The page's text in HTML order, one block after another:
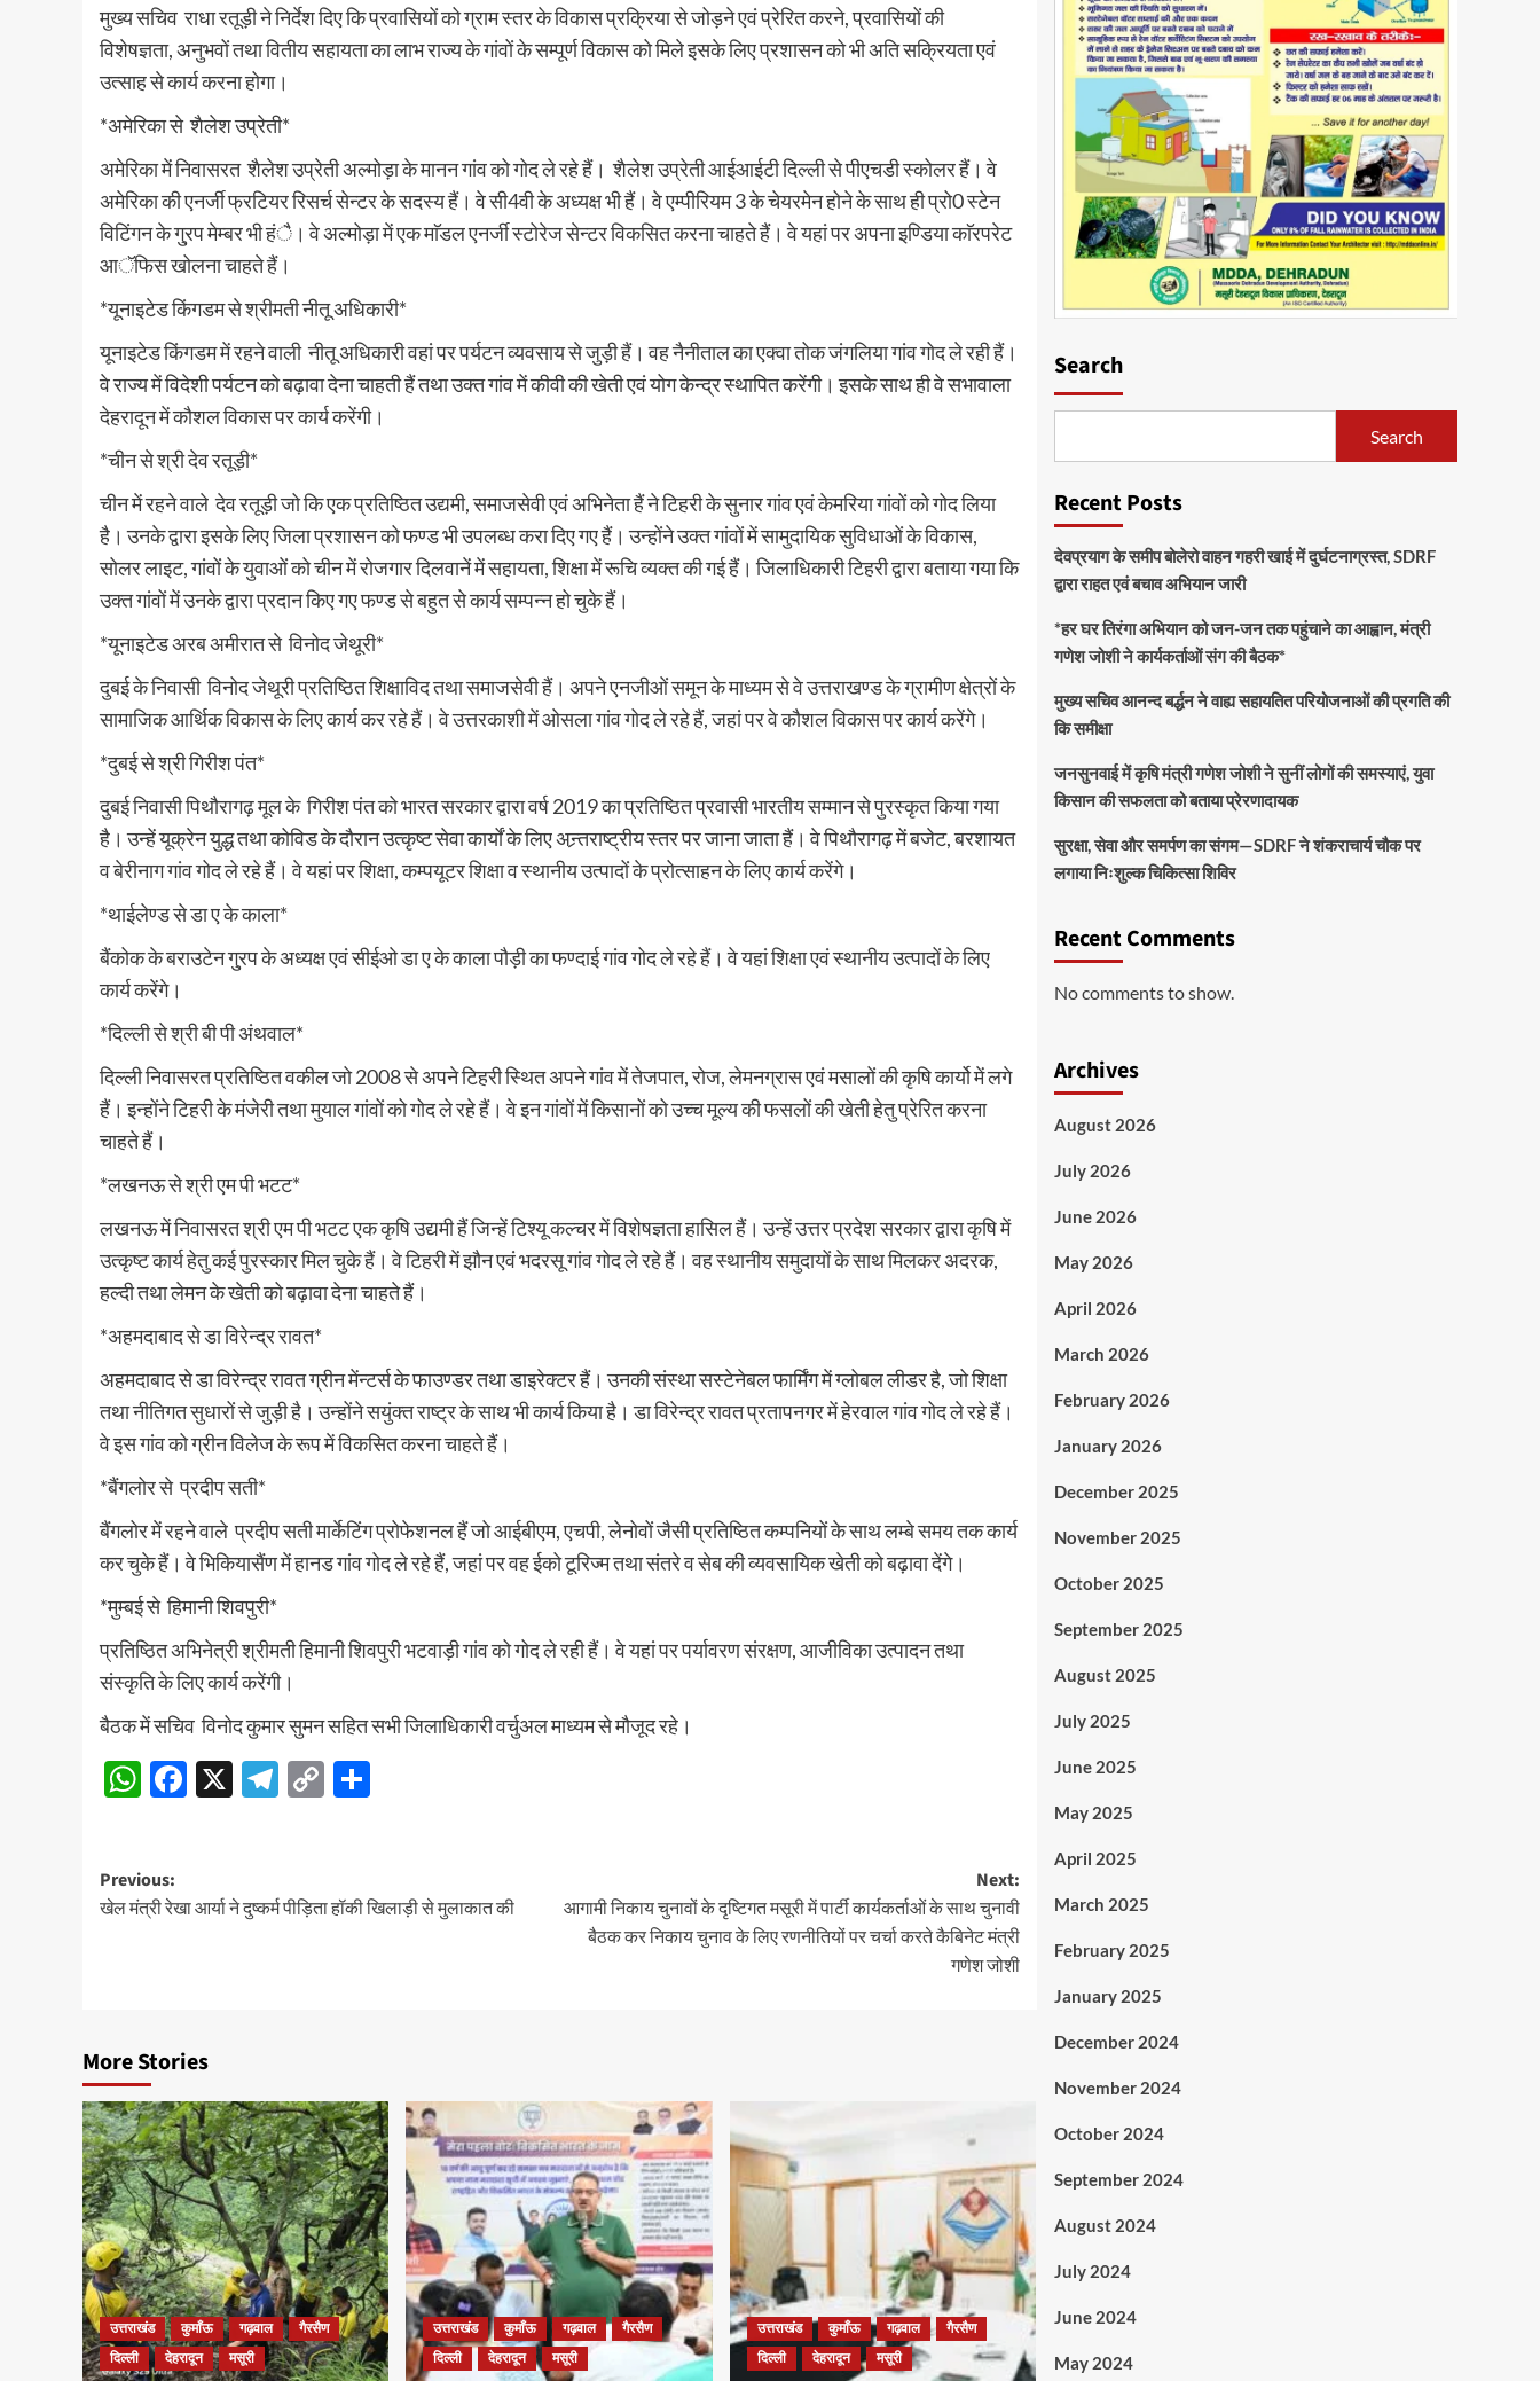
मुख्य सचिव राधा रतूड़ी ने निर्देश दिए कि प्रवासियों को ग्राम स्तर के विकास प्रक्रिया से जोड़ने एवं प्रेरित करने, प्रवासियों की
विशेषज्ञता, अनुभवों तथा वितीय सहायता का लाभ राज्य के गांवों के सम्पूर्ण विकास को मिले इसके लिए प्रशासन को भी अति सक्रियता एवं
उत्साह से कार्य करना होगा।
*अमेरिका से शैलेश उप्रेती*
अमेरिका में निवासरत शैलेश उप्रेती अल्मोड़ा के मानन गांव को गोद ले रहे हैं। शैलेश उप्रेती आईआईटी दिल्ली से पीएचडी स्कोलर हैं। वे
अमेरिका की एनर्जी फ्रटियर रिसर्च सेन्टर के सदस्य हैं। वे सी4वी के अध्यक्ष भी हैं। वे एम्पीरियम 3 के चेयरमेन होने के साथ ही प्रो0 स्टेन
विटिंगन के गु्रप मेम्बर भी हंै। वे अल्मोड़ा में एक माॅडल एनर्जी स्टोरेज सेन्टर विकसित करना चाहते हैं। वे यहां पर अपना इण्डिया काॅरपरेट
आॅफिस खोलना चाहते हैं।
*यूनाइटेड किंगडम से श्रीमती नीतू अधिकारी*
यूनाइटेड किंगडम में रहने वाली नीतू अधिकारी वहां पर पर्यटन व्यवसाय से जुड़ी हैं। वह नैनीताल का एक्वा तोक जंगलिया गांव गोद ले रही हैं।
वे राज्य में विदेशी पर्यटन को बढ़ावा देना चाहती हैं तथा उक्त गांव में कीवी की खेती एवं योग केन्द्र स्थापित करेंगी। इसके साथ ही वे सभावाला
देहरादून में कौशल विकास पर कार्य करेंगी।
*चीन से श्री देव रतूड़ी*
चीन में रहने वाले देव रतूड़ी जो कि एक प्रतिष्ठित उद्यमी, समाजसेवी एवं अभिनेता हैं ने टिहरी के सुनार गांव एवं केमरिया गांवों को गोद लिया
है। उनके द्वारा इसके लिए जिला प्रशासन को फण्ड भी उपलब्ध करा दिए गए हैं। उन्होंने उक्त गांवों में सामुदायिक सुविधाओं के विकास,
सोलर लाइट, गांवों के युवाओं को चीन में रोजगार दिलवानें में सहायता, शिक्षा में रूचि व्यक्त की गई हैं। जिलाधिकारी टिहरी द्वारा बताया गया कि
उक्त गांवों में उनके द्वारा प्रदान किए गए फण्ड से बहुत से कार्य सम्पन्न हो चुके हैं।
*यूनाइटेड अरब अमीरात से विनोद जेथूरी*
दुबई के निवासी विनोद जेथूरी प्रतिष्ठित शिक्षाविद तथा समाजसेवी हैं। अपने एनजीओं समून के माध्यम से वे उत्तराखण्ड के ग्रामीण क्षेत्रों के
सामाजिक आर्थिक विकास के लिए कार्य कर रहे हैं। वे उत्तरकाशी में ओसला गांव गोद ले रहे हैं, जहां पर वे कौशल विकास पर कार्य करेंगे।
*दुबई से श्री गिरीश पंत*
दुबई निवासी पिथौरागढ़ मूल के गिरीश पंत को भारत सरकार द्वारा वर्ष 2019 का प्रतिष्ठित प्रवासी भारतीय सम्मान से पुरस्कृत किया गया
है। उन्हें यूक्रेन युद्ध तथा कोविड के दौरान उत्कृष्ट सेवा कार्यों के लिए अन्र्तराष्ट्रीय स्तर पर जाना जाता हैं। वे पिथौरागढ़ में बजेट, बरशायत
व बेरीनाग गांव गोद ले रहे हैं। वे यहां पर शिक्षा, कम्पयूटर शिक्षा व स्थानीय उत्पादों के प्रोत्साहन के लिए कार्य करेंगे।
*थाईलेण्ड से डा ए के काला*
बैंकोक के बराउटेन गु्रप के अध्यक्ष एवं सीईओ डा ए के काला पौड़ी का फण्दाई गांव गोद ले रहे हैं। वे यहां शिक्षा एवं स्थानीय उत्पादों के लिए
कार्य करेंगे।
*दिल्ली से श्री बी पी अंथवाल*
दिल्ली निवासरत प्रतिष्ठित वकील जो 2008 से अपने टिहरी स्थित अपने गांव में तेजपात, रोज, लेमनग्रास एवं मसालों की कृषि कार्यो में लगे
हैं। इन्होंने टिहरी के मंजेरी तथा मुयाल गांवों को गोद ले रहे हैं। वे इन गांवों में किसानों को उच्च मूल्य की फसलों की खेती हेतु प्रेरित करना
चाहते हैं।
*लखनऊ से श्री एम पी भटट*
लखनऊ में निवासरत श्री एम पी भटट एक कृषि उद्यमी हैं जिन्हें टिश्यू कल्चर में विशेषज्ञता हासिल हैं। उन्हें उत्तर प्रदेश सरकार द्वारा कृषि में
उत्कृष्ट कार्य हेतु कई पुरस्कार मिल चुके हैं। वे टिहरी में झौन एवं भदरसू गांव गोद ले रहे हैं। वह स्थानीय समुदायों के साथ मिलकर अदरक,
हल्दी तथा लेमन के खेती को बढ़ावा देना चाहते हैं।
*अहमदाबाद से डा विरेन्द्र रावत*
अहमदाबाद से डा विरेन्द्र रावत ग्रीन मेंन्टर्स के फाउण्डर तथा डाइरेक्टर हैं। उनकी संस्था सस्टेनेबल फार्मिंग में ग्लोबल लीडर है, जो शिक्षा
तथा नीतिगत सुधारों से जुड़ी है। उन्होंने सयुंक्त राष्ट्र के साथ भी कार्य किया है। डा विरेन्द्र रावत प्रतापनगर में हेरवाल गांव गोद ले रहे हैं।
वे इस गांव को ग्रीन विलेज के रूप में विकसित करना चाहते हैं।
*बैंगलोर से प्रदीप सती*
बैंगलोर में रहने वाले प्रदीप सती मार्केटिंग प्रोफेशनल हैं जो आईबीएम, एचपी, लेनोवों जैसी प्रतिष्ठित कम्पनियों के साथ लम्बे समय तक कार्य
कर चुके हैं। वे भिकियासैंण में हानड गांव गोद ले रहे हैं, जहां पर वह ईको टूरिज्म तथा संतरे व सेब की व्यवसायिक खेती को बढ़ावा देंगे।
*मुम्बई से हिमानी शिवपुरी*
प्रतिष्ठित अभिनेत्री श्रीमती हिमानी शिवपुरी भटवाड़ी गांव को गोद ले रही हैं। वे यहां पर पर्यावरण संरक्षण, आजीविका उत्पादन तथा
संस्कृति के लिए कार्य करेंगी।
बैठक में सचिव विनोद कुमार सुमन सहित सभी जिलाधिकारी वर्चुअल माध्यम से मौजूद रहे।
WhatsApp
Facebook
X Telegram
Copy
Post
navigation
Previous:
खेल मंत्री रेखा आर्या ने दुष्कर्म पीड़िता हॉकी खिलाड़ी से मुलाकात की
Next:
आगामी निकाय चुनावों के दृष्टिगत मसूरी में पार्टी कार्यकर्ताओं के साथ चुनावी
बैठक कर निकाय चुनाव के लिए रणनीतियों पर चर्चा करते कैबिनेट मंत्री
गणेश जोशी
More Stories
उत्तराखंड कुमाँऊ गढ़वाल
गैरसैण
दिल्ली
देहरादून मसूरी
उत्तराखंड कुमाँऊ गढ़वाल
गैरसैण
दिल्ली
देहरादून मसूरी
उत्तराखंड कुमाँऊ गढ़वाल
गैरसैण
दिल्ली
देहरादून मसूरी
Search
Search
Recent Posts
देवप्रयाग के समीप बोलेरो वाहन गहरी खाई में दुर्घटनाग्रस्त, SDRF
द्वारा राहत एवं बचाव अभियान जारी
*हर घर तिरंगा अभियान को जन-जन तक पहुंचाने का आह्वान, मंत्री
गणेश जोशी ने कार्यकर्ताओं संग की बैठक*
मुख्य सचिव आनन्द बर्द्धन ने वाह्य सहायतित परियोजनाओं की प्रगति की
कि समीक्षा
जनसुनवाई में कृषि मंत्री गणेश जोशी ने सुनीं लोगों की समस्याएं, युवा
किसान की सफलता को बताया प्रेरणादायक
सुरक्षा, सेवा और समर्पण का संगम—SDRF ने शंकराचार्य चौक पर
लगाया निःशुल्क चिकित्सा शिविर
Recent Comments
No comments to show.
Archives
August 2026
July 2026
June 2026
May 2026
April 2026
March 2026
February 2026
January 2026
December 2025
November 2025
October 2025
September 2025
August 2025
July 2025
June 2025
May 2025
April 2025
March 2025
February 2025
January 2025
December 2024
November 2024
October 2024
September 2024
August 2024
July 2024
June 2024
May 2024